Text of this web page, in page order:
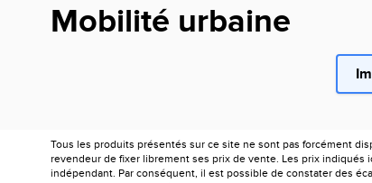
Mobilité urbaine
Tous les produits présentés sur ce site ne sont pas forcément
revendeur de fixer librement ses prix de vente. Les prix indiqués
indépendant. Par conséquent, il est possible de constater des